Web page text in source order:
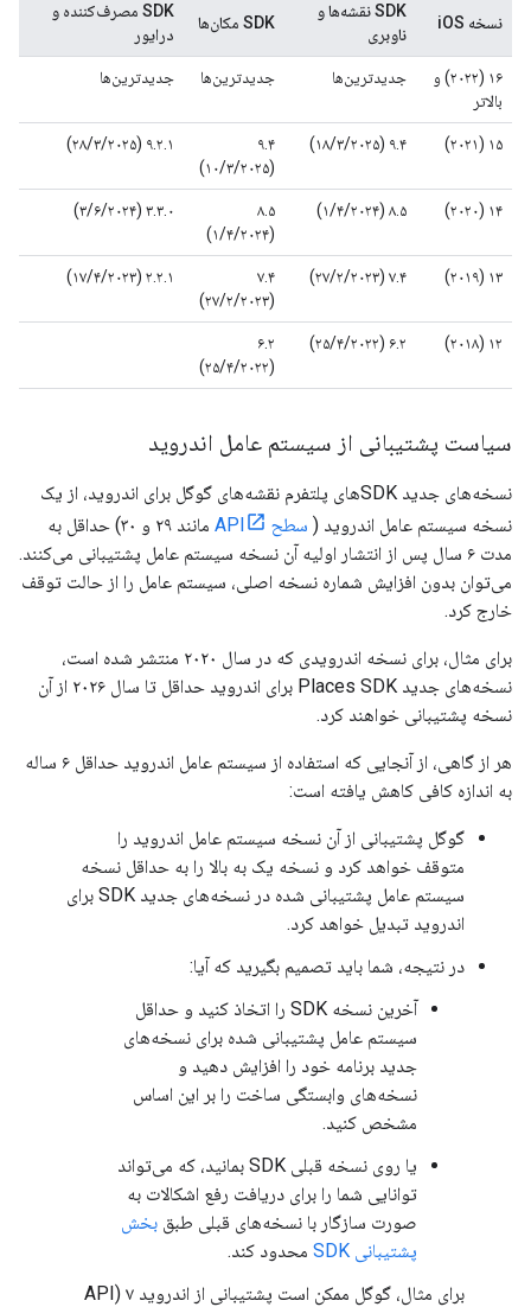
نسخه iOS
SDK نقشه‌ها و
ناوبری
SDK مکان‌ها
SDK مصرف‌کننده و
درایور
۱۶ (۲۰۲۲) و
بالاتر
جدیدترین‌ها جدیدترین‌ها جدیدترین‌ها
۱۵ (۲۰۲۱) ۹.۴ (۱۸/۳/۲۰۲۵)
۹.۴
(۱۰/۳/۲۰۲۵)
۹.۲.۱ (۲۸/۳/۲۰۲۵)
۱۴ (۲۰۲۰) ۸.۵ (۱/۴/۲۰۲۴)
۸.۵
(۱/۴/۲۰۲۴)
۳.۳.۰ (۳/۶/۲۰۲۴)
۱۳ (۲۰۱۹) ۷.۴ (۲۷/۲/۲۰۲۳)
۷.۴
(۲۷/۲/۲۰۲۳)
۲.۲.۱ (۱۷/۴/۲۰۲۳)
۱۲ (۲۰۱۸) ۶.۲ (۲۵/۴/۲۰۲۲)
۶.۲
(۲۵/۴/۲۰۲۲)
سیاست پشتیبانی از سیستم عامل اندروید
نسخه‌های جدید SDKهای پلتفرم نقشه‌های گوگل برای اندروید، از یک
نسخه سیستم عامل اندروید ( سطح API
مانند ۲۹ و ۳۰) حداقل به
مدت ۶ سال پس از انتشار اولیه آن نسخه سیستم عامل پشتیبانی می‌کنند.
می‌توان بدون افزایش شماره نسخه اصلی، سیستم عامل را از حالت توقف
خارج کرد.
برای مثال، برای نسخه اندرویدی که در سال ۲۰۲۰ منتشر شده است،
نسخه‌های جدید Places SDK برای اندروید حداقل تا سال ۲۰۲۶ از آن
نسخه پشتیبانی خواهند کرد.
هر از گاهی، از آنجایی که استفاده از سیستم عامل اندروید حداقل ۶ ساله
به اندازه کافی کاهش یافته است:
گوگل پشتیبانی از آن نسخه سیستم عامل اندروید را
متوقف خواهد کرد و نسخه یک به بالا را به حداقل نسخه
سیستم عامل پشتیبانی شده در نسخه‌های جدید SDK برای
اندروید تبدیل خواهد کرد.
در نتیجه، شما باید تصمیم بگیرید که آیا:
آخرین نسخه SDK را اتخاذ کنید و حداقل
سیستم عامل پشتیبانی شده برای نسخه‌های
جدید برنامه خود را افزایش دهید و
نسخه‌های وابستگی ساخت را بر این اساس
مشخص کنید.
یا روی نسخه قبلی SDK بمانید، که می‌تواند
توانایی شما را برای دریافت رفع اشکالات به
صورت سازگار با نسخه‌های قبلی طبق بخش
پشتیبانی SDK
محدود کند.
برای مثال، گوگل ممکن است پشتیبانی از اندروید ۷ (API